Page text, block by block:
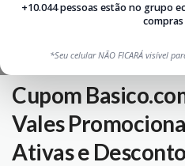
+10.044 pessoas estão no grupo
compras
*Seu celular NÃO FICARÁ visível
Oops! No coupons found
There are no coupons for this
Cupom
Vales
Ativas e